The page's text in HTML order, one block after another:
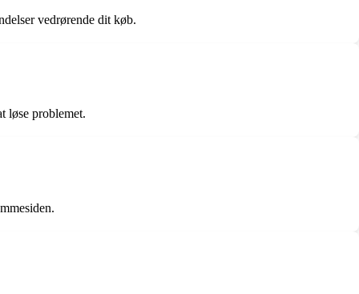
vedrørende dit køb.
løse problemet.